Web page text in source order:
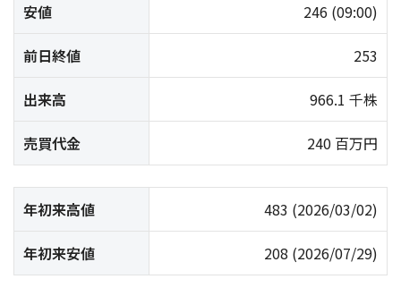
安値 246 (09:00)
前日終値 253
出来高 966.1 千株
売買代金 240 百万円
年初来高値 483 (2026/03/02)
年初来安値 208 (2026/07/29)